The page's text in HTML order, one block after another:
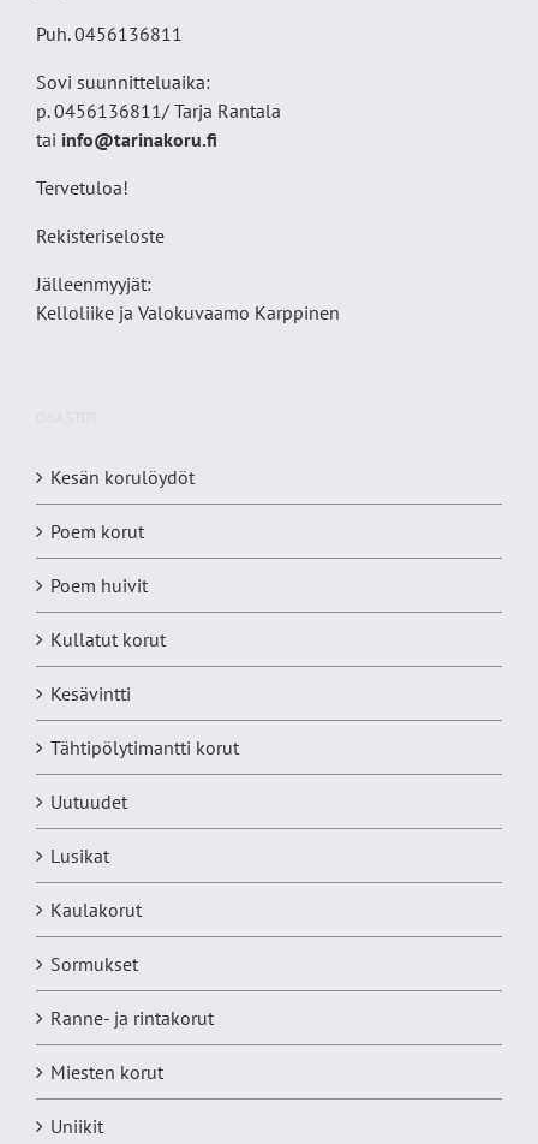
Puh. 0456136811
Sovi suunnitteluaika:
p. 0456136811/ Tarja Rantala
tai info@tarinakoru.fi
Tervetuloa!
Rekisteriseloste
Jälleenmyyjät:
Kelloliike ja Valokuvaamo Karppinen
Kesän korulöydöt
Poem korut
Poem huivit
Kullatut korut
Kesävintti
Tähtipölytimantti korut
Uutuudet
Lusikat
Kaulakorut
Sormukset
Ranne- ja rintakorut
Miesten korut
Uniikit